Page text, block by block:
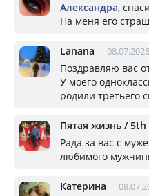
Александра,
На меня его
Lanana
Поздравляю вас
У моего
родили третьего
Пятая жизнь /
Рада за вас с
любимого
Катерина